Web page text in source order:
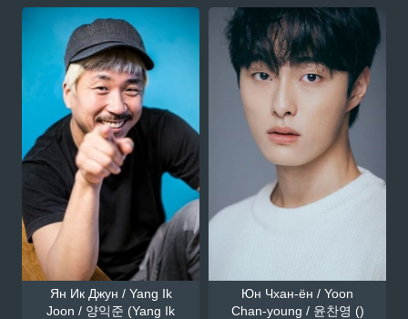
Ян Ик Джун / Yang Ik
Joon / 양익준 (Yang Ik
Юн Чхан-ён / Yoon
Chan-young / 윤찬영 ()